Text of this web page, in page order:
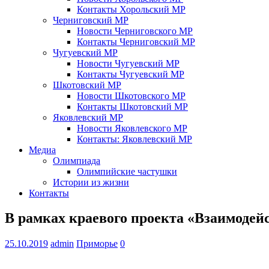
Контакты Хорольский МР
Черниговский МР
Новости Черниговского МР
Контакты Черниговский МР
Чугуевский МР
Новости Чугуевский МР
Контакты Чугуевский МР
Шкотовский МР
Новости Шкотовского МР
Контакты Шкотовский МР
Яковлевский МР
Новости Яковлевского МР
Контакты: Яковлевский МР
Медиа
Олимпиада
Олимпийские частушки
Истории из жизни
Контакты
В рамках краевого проекта
25.10.2019 admin Приморье 0